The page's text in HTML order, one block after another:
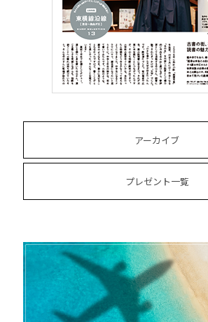
アーカイブ
プレゼント一覧